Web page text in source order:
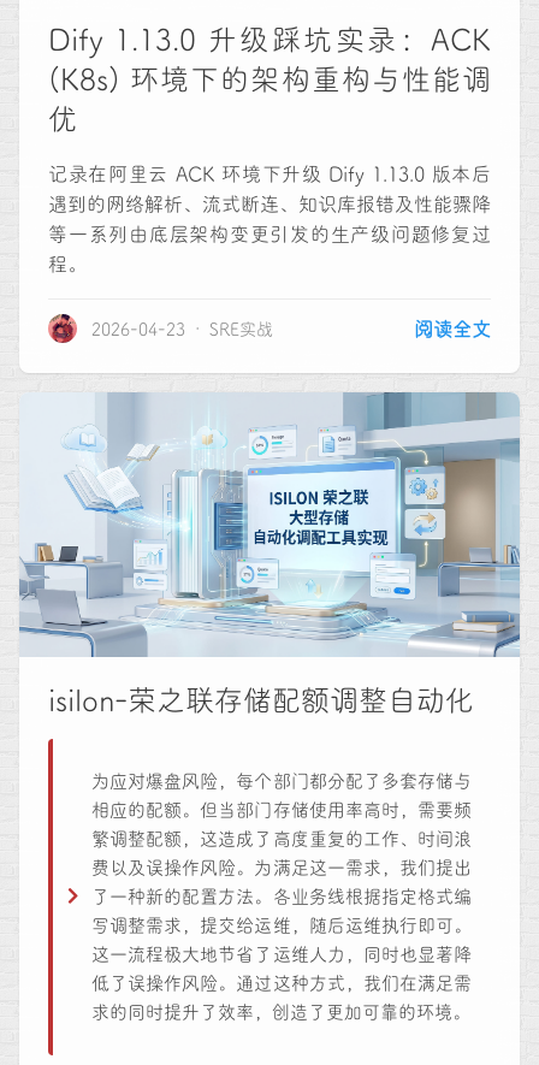
Dify 1.13.0 升级踩坑实录：ACK
(K8s) 环境下的架构重构与性能调
优
记录在阿里云 ACK 环境下升级 Dify 1.13.0 版本后
遇到的网络解析、流式断连、知识库报错及性能骤降
等一系列由底层架构变更引发的生产级问题修复过
程。
2026-04-23 SRE实战 阅读全文
isilon-荣之联存储配额调整自动化
为应对爆盘风险，每个部门都分配了多套存储与
相应的配额。但当部门存储使用率高时，需要频
繁调整配额，这造成了高度重复的工作、时间浪
费以及误操作风险。为满足这一需求，我们提出
了一种新的配置方法。各业务线根据指定格式编
写调整需求，提交给运维，随后运维执行即可。
这一流程极大地节省了运维人力，同时也显著降
低了误操作风险。通过这种方式，我们在满足需
求的同时提升了效率，创造了更加可靠的环境。